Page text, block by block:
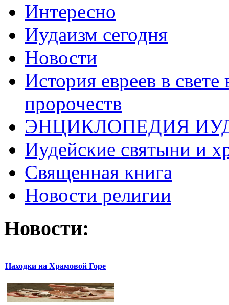
Интересно
Иудаизм сегодня
Новости
История евреев в
пророчеств
ЭНЦИКЛОПЕДИЯ
Иудейские святыни и
Священная книга
Новости религии
Новости:
Находки на Храмовой Горе